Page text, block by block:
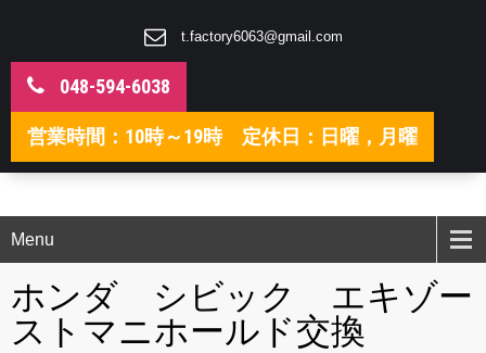
t.factory6063@gmail.com
048-594-6038
営業時間：10時～19時 定休日：日曜，月曜
Menu
ホンダ シビック エキゾー
ストマニホールド交換